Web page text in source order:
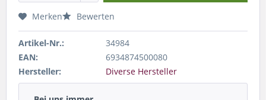
Merken Bewerten
Artikel-Nr.:
34984
EAN:
6934874500080
Hersteller:
Diverse Hersteller